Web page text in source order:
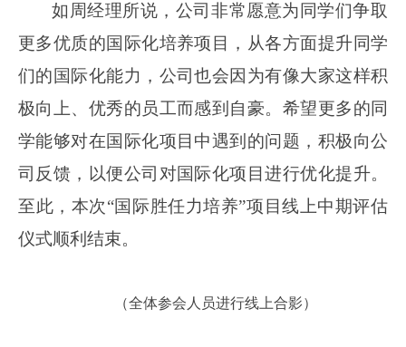
如周经理所说，公司非常愿意为同学们争取
更多优质的国际化培养项目，从各方面提升同学
们的国际化能力，公司也会因为有像大家这样积
极向上、优秀的员工而感到自豪。希望更多的同
学能够对在国际化项目中遇到的问题，积极向公
司反馈，以便公司对国际化项目进行优化提升。
至此，本次“国际胜任力培养”项目线上中期评估
仪式顺利结束。
（全体参会人员进行线上合影）